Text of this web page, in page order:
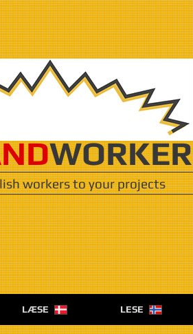
WORKER
workersto your projects
LÆSE LESE